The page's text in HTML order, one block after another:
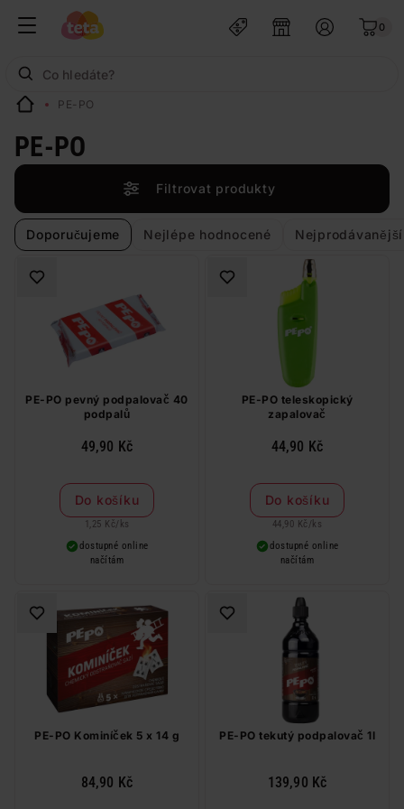
0
PE-PO
PE-PO
Filtrovat produkty
Doporučujeme Nejlépe hodnocené Nejprodávanější
PE-PO pevný podpalovač 40
podpalů
49,90 Kč
Do košíku
1,25 Kč/ ks
dostupné online
načítám
PE-PO teleskopický
zapalovač
44,90 Kč
Do košíku
44,90 Kč / ks
dostupné online
načítám
PE-PO Kominíček 5 x 14 g
84,90 Kč
PE-PO tekutý podpalovač 1l
139,90 Kč